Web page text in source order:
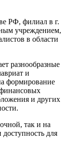
РФ, филиал в г.
учреждением,
в области
разнообразные
и
формирование
и других
так и на
доступность для